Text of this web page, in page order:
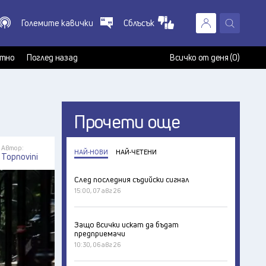
X
Големите кавички Сблъсък
Поглед назад Всичко от деня (0)
Автор:
Topnovini
Прочети още
НАЙ-НОВИ НАЙ-ЧЕТЕНИ
След последния съдийски сигнал
15:00, 07 авг 26
Защо всички искат да бъдат
предприемачи
10:30, 06 авг 26